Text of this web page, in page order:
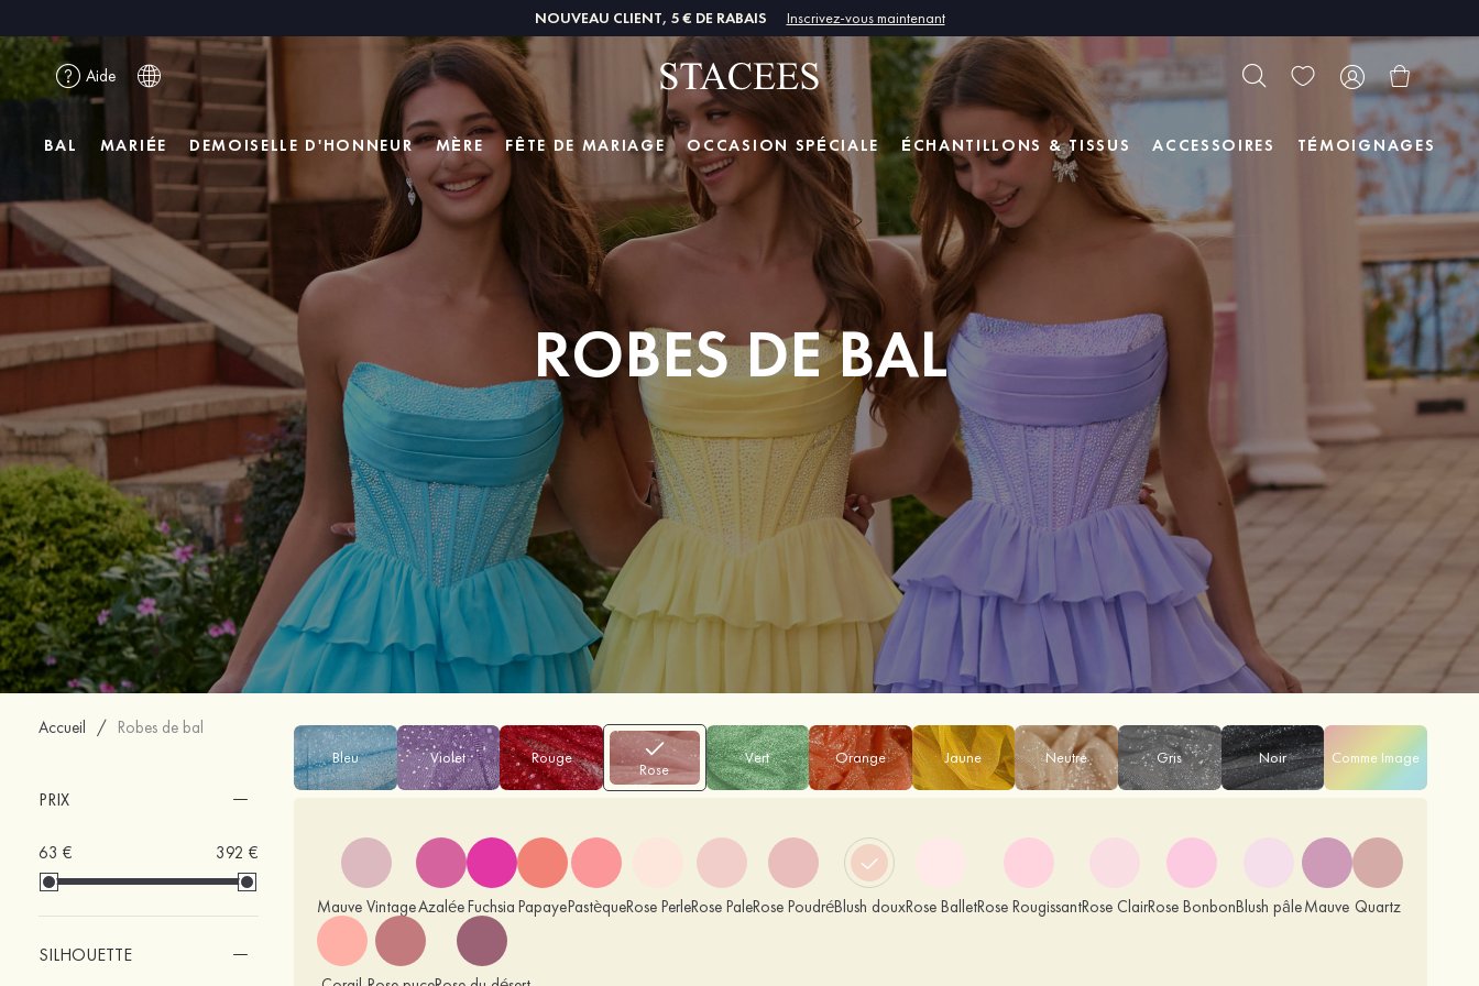
NOUVEAU CLIENT, 5 € DE RABAIS Inscrivez-vous maintenant
Aide
BAL MARIÉE DEMOISELLE D'HONNEUR MÈRE FÊTE DE MARIAGE OCCASION SPÉCIALE ÉCHANTILLONS & TISSUS ACCESSOIRES TÉMOIGNAGES
ROBES DE BAL
Accueil / Robes de bal
PRIX
63 € 392 €
SILHOUETTE
Bleu Violet Rouge
Rose
Vert Orange Jaune Neutre Gris Noir Comme Image
Mauve VintageAzaléeFuchsia PapayePastèqueRose PerleRose PaleRose PoudréBlush douxRose BalletRose RougissantRose ClairRose BonbonBlush pâleMauve Quartz